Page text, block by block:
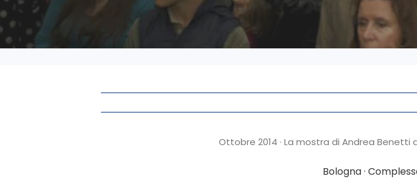
Ottobre 2014 · La mostra di Andrea
Bologna ·